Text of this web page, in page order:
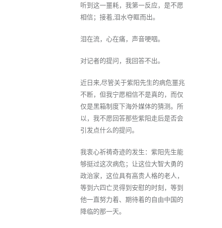
听到这一噩耗，我第一反应，是不愿
相信；接着,泪水夺眶而出。
泪在流，心在痛，声音哽咽。
对记者的提问，我回答不出。
近日来,尽管关于紫阳先生的病危噩兆
不断，但我宁愿相信不是真的，而仅
仅是黑箱制度下海外媒体的猜测。所
以，我不愿回答那些紫阳走后是否会
引发点什么的提问。
我衷心祈祷奇迹的发生：紫阳先生能
够挺过这次病危；让这位大智大勇的
政治家，这位具有高贵人格的老人，
等到六四亡灵得到安慰的时刻，等到
他一直努力着、期待着的自由中国的
降临的那一天。